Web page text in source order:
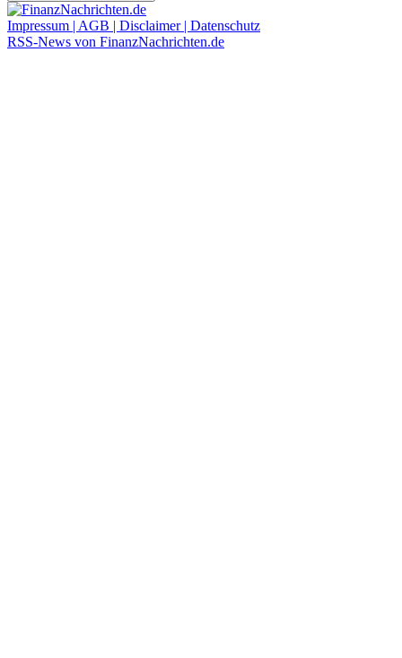
Impressum | AGB | Disclaimer | Datenschutz
RSS-News von FinanzNachrichten.de